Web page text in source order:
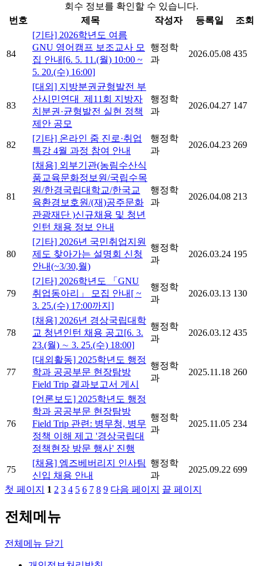
회수 정보를 확인할 수 있습니다.
번호
제목 작성자 등록일 조회
84
[기타] 2026학년도 여름
GNU 영어캠프 보조교사 모
집 안내[6. 5. 11.(월) 10:00 ~
5. 20.(수) 16:00]
행정학
과
2026.05.08 435
83
[대외] 지방분권균형발전 부
산시민연대_제11회 지방자
치분권·균형발전 실현 정책
제안 공모
행정학
과
2026.04.27 147
82
[기타] 온라인 줌 진로·취업
특강 4월 과정 참여 안내
행정학
과
2026.04.23 269
81
[채용] 외부기관(농림수산식
품교육문화정보원/국립수목
원/한경국립대학교/한국교
육환경보호원/(재)공주문화
관광재단 )신규채용 및 청년
인턴 채용 정보 안내
행정학
과
2026.04.08 213
80
[기타] 2026년 국민취업지원
제도 찾아가는 설명회 신청
안내(~3/30,월)
행정학
과
2026.03.24 195
79
[기타] 2026학년도 「GNU
취업동아리」 모집 안내[ ~
3. 25.(수) 17:00까지]
행정학
과
2026.03.13 130
78
[채용] 2026년 경상국립대학
교 청년인턴 채용 공고[6. 3.
23.(월) ∼ 3. 25.(수) 18:00]
행정학
과
2026.03.12 435
77
[대외활동] 2025학년도 행정
학과 공공부문 현장탐방
Field Trip 결과보고서 게시
행정학
과
2025.11.18 260
76
[언론보도] 2025학년도 행정
학과 공공부문 현장탐방
Field Trip 관련: 병무청, 병무
정책 이해 제고 '경상국립대
정책현장 방문 행사' 진행
행정학
과
2025.11.05 234
75
[채용] 엠즈베버리지 인사팀
신입 채용 안내
행정학
과
2025.09.22 699
첫 페이지
1 2 3 4 5 6 7 8 9 다음 페이지 끝 페이지
전체메뉴
전체메뉴 닫기